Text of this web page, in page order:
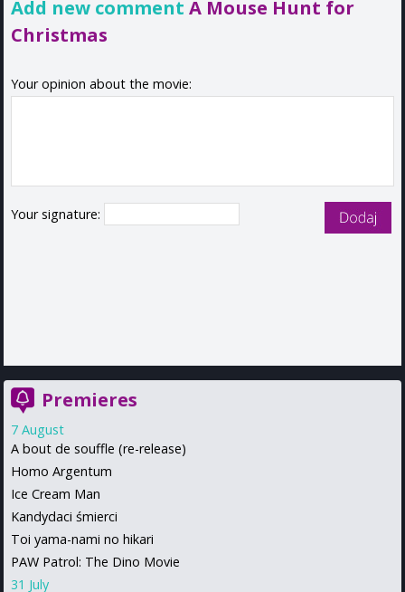
Add new comment A Mouse Hunt for
Christmas
Your opinion about the movie:
Your signature:
Premieres
7 August
A bout de souffle (re-release)
Homo Argentum
Ice Cream Man
Kandydaci śmierci
Toi yama-nami no hikari
PAW Patrol: The Dino Movie
31 July